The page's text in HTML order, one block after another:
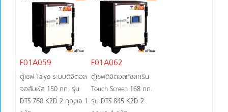
F01A059
ตู้เซฟ Taiyo ระบบดิจิตอล
จอสัมผัส 150 กก. รุ่น
DTS 760 K2D 2 กุญแจ 1
F01A062
ตู้เซฟดิจิตอลทัชสกรีน
Touch Screen 168 กก.
รุ่น DTS 845 K2D 2